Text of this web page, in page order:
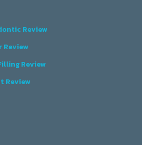
Review
Review
Review
Review